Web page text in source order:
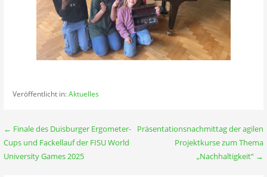
Veröffentlicht in:Aktuelles
Beitragsnavigation
← Finale des Duisburger Ergometer-
Cups und Fackellauf der FISU World
University Games 2025
Präsentationsnachmittag der agilen
Projektkurse zum Thema
„Nachhaltigkeit“ →